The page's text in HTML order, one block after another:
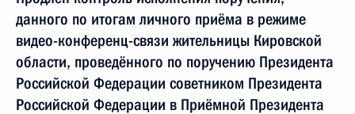
данного по итогам личного приёма в режиме
видео-конференц-связи жительницы Кировской
области, проведённого по поручению Президента
Российской Федерации советником Президента
Российской Федерации в Приёмной Президента